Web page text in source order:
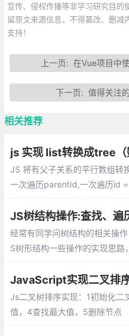
宣传、侵权传播等非学习研究目的
留原文来源信息，不得篡改、删减
支持！
上一页: 在Vue项目中
下一页: 值得关注
相关推荐
js 实现 list转换成tree（
JS 将有父子关系的平行数组转
一次遍历parentId,一次遍历id
经常有同学问树结构的相关操
S树形结构一些操作的实现思路
JavaScript实现二叉排
Js二叉树排序实现：1初始化二
树的遍历，3查找最小值，4查找